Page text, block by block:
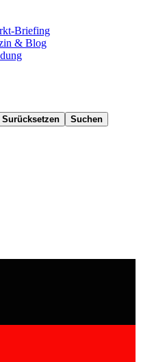
Briefing
& Blog
Surücksetzen
Suchen